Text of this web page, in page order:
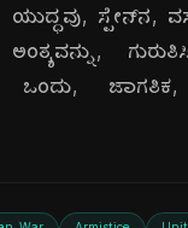
ಸ್ಪೇನ್‌ನ,
ಒಂದು,